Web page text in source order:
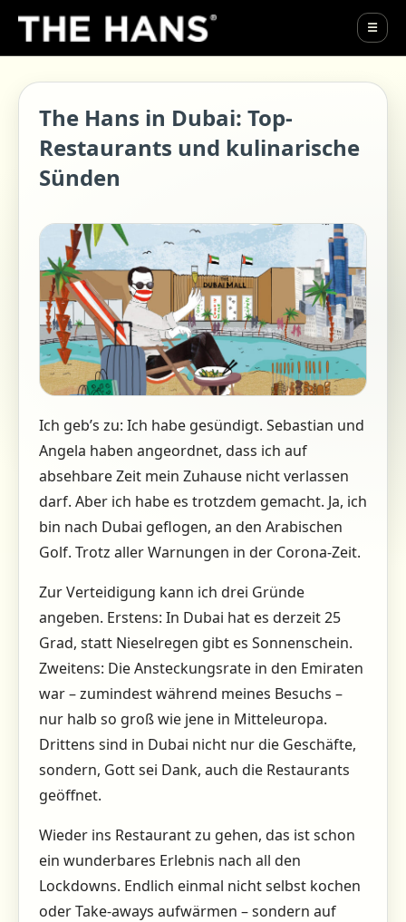
☰
The Hans in Dubai: Top-
Restaurants und kulinarische
Sünden
Ich geb’s zu: Ich habe gesündigt. Sebastian und
Angela haben angeordnet, dass ich auf
absehbare Zeit mein Zuhause nicht verlassen
darf. Aber ich habe es trotzdem gemacht. Ja, ich
bin nach Dubai geflogen, an den Arabischen
Golf. Trotz aller Warnungen in der Corona-Zeit.
Zur Verteidigung kann ich drei Gründe
angeben. Erstens: In Dubai hat es derzeit 25
Grad, statt Nieselregen gibt es Sonnenschein.
Zweitens: Die Ansteckungsrate in den Emiraten
war – zumindest während meines Besuchs –
nur halb so groß wie jene in Mitteleuropa.
Drittens sind in Dubai nicht nur die Geschäfte,
sondern, Gott sei Dank, auch die Restaurants
geöffnet.
Wieder ins Restaurant zu gehen, das ist schon
ein wunderbares Erlebnis nach all den
Lockdowns. Endlich einmal nicht selbst kochen
oder Take-aways aufwärmen – sondern auf